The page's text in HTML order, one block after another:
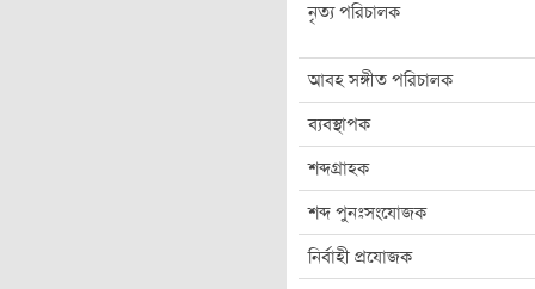
নৃত্য পরিচালক
আবহ সঙ্গীত পরিচালক
ব্যবস্থাপক
শব্দগ্রাহক
শব্দ পুনঃসংযোজক
নির্বাহী প্রযোজক